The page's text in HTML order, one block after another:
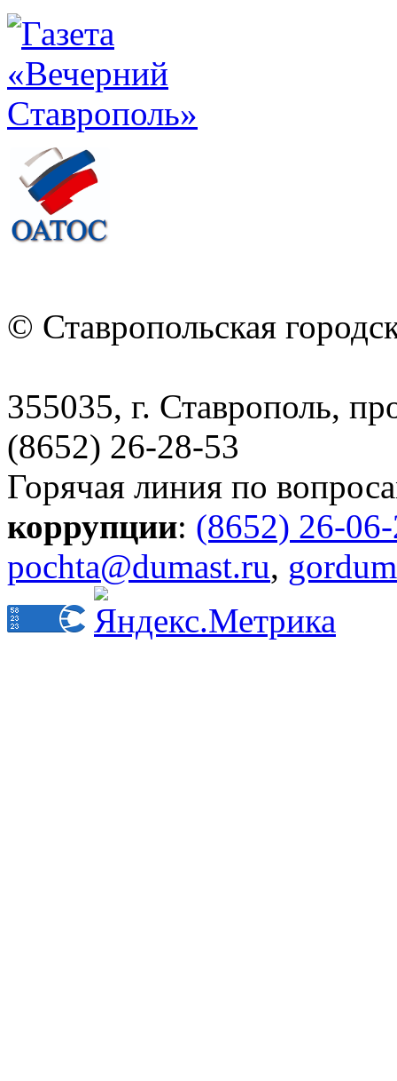
© Ставропольская
355035, г. Ставрополь,
(8652) 26-28-53
Горячая линия по
коррупции: (8652) 26-
pochta@dumast.ru,